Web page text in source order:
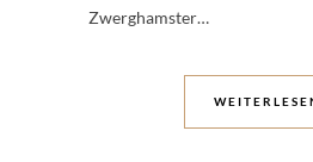
Zwerghamster…